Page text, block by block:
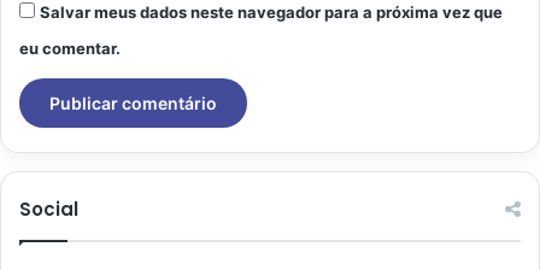
Salvar meus dados neste navegador para a próxima vez que
eu comentar.
Social